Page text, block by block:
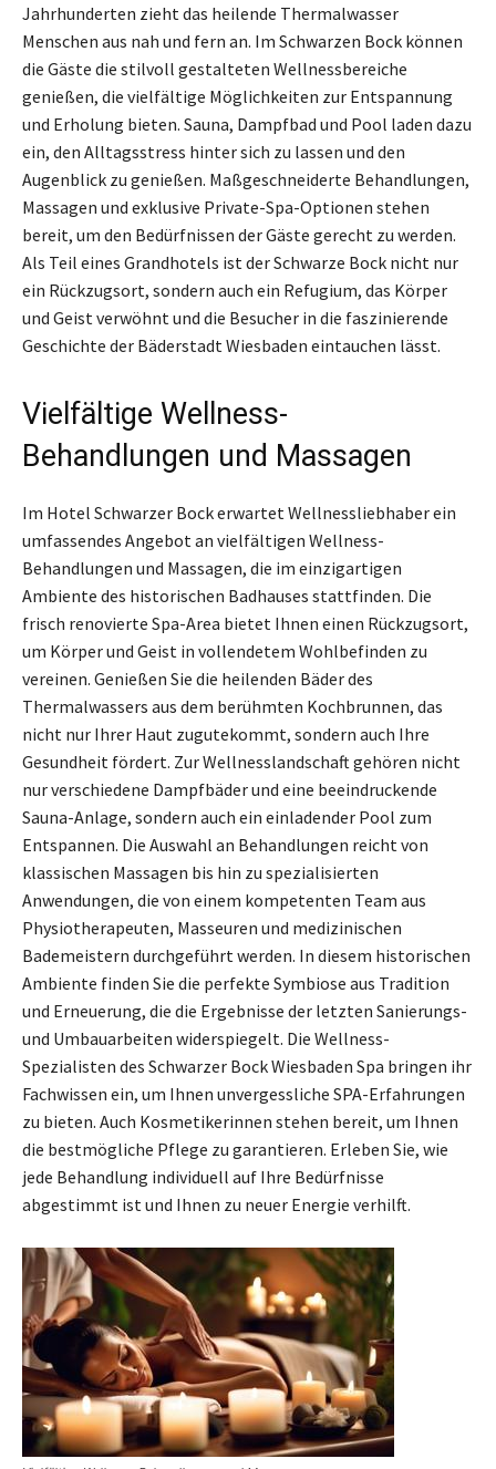
Jahrhunderten zieht das heilende Thermalwasser
Menschen aus nah und fern an. Im Schwarzen Bock können
die Gäste die stilvoll gestalteten Wellnessbereiche
genießen, die vielfältige Möglichkeiten zur Entspannung
und Erholung bieten. Sauna, Dampfbad und Pool laden dazu
ein, den Alltagsstress hinter sich zu lassen und den
Augenblick zu genießen. Maßgeschneiderte Behandlungen,
Massagen und exklusive Private-Spa-Optionen stehen
bereit, um den Bedürfnissen der Gäste gerecht zu werden.
Als Teil eines Grandhotels ist der Schwarze Bock nicht nur
ein Rückzugsort, sondern auch ein Refugium, das Körper
und Geist verwöhnt und die Besucher in die faszinierende
Geschichte der Bäderstadt Wiesbaden eintauchen lässt.
Vielfältige Wellness-
Behandlungen und Massagen
Im Hotel Schwarzer Bock erwartet Wellnessliebhaber ein
umfassendes Angebot an vielfältigen Wellness-
Behandlungen und Massagen, die im einzigartigen
Ambiente des historischen Badhauses stattfinden. Die
frisch renovierte Spa-Area bietet Ihnen einen Rückzugsort,
um Körper und Geist in vollendetem Wohlbefinden zu
vereinen. Genießen Sie die heilenden Bäder des
Thermalwassers aus dem berühmten Kochbrunnen, das
nicht nur Ihrer Haut zugutekommt, sondern auch Ihre
Gesundheit fördert. Zur Wellnesslandschaft gehören nicht
nur verschiedene Dampfbäder und eine beeindruckende
Sauna-Anlage, sondern auch ein einladender Pool zum
Entspannen. Die Auswahl an Behandlungen reicht von
klassischen Massagen bis hin zu spezialisierten
Anwendungen, die von einem kompetenten Team aus
Physiotherapeuten, Masseuren und medizinischen
Bademeistern durchgeführt werden. In diesem historischen
Ambiente finden Sie die perfekte Symbiose aus Tradition
und Erneuerung, die die Ergebnisse der letzten Sanierungs-
und Umbauarbeiten widerspiegelt. Die Wellness-
Spezialisten des Schwarzer Bock Wiesbaden Spa bringen ihr
Fachwissen ein, um Ihnen unvergessliche SPA-Erfahrungen
zu bieten. Auch Kosmetikerinnen stehen bereit, um Ihnen
die bestmögliche Pflege zu garantieren. Erleben Sie, wie
jede Behandlung individuell auf Ihre Bedürfnisse
abgestimmt ist und Ihnen zu neuer Energie verhilft.